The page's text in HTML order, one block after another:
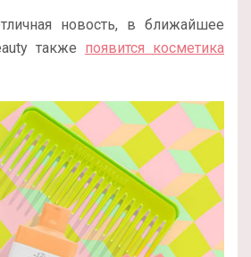
новость, в ближайшее
также появится косметика